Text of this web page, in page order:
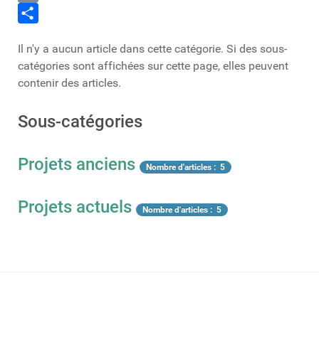
Email
Il n'y a aucun article dans cette catégorie. Si des sous-
catégories sont affichées sur cette page, elles peuvent
contenir des articles.
Sous-catégories
Projets anciens Nombre d'articles : 5
Projets actuels Nombre d'articles : 5